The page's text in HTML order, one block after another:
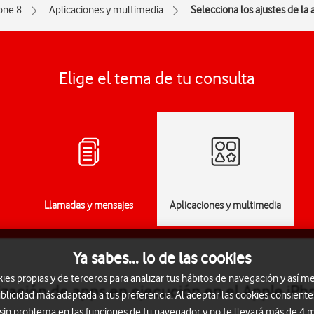
8 Aplicaciones y multimedia Selecciona los ajustes de la
Elige el tema de tu consulta
Llamadas y mensajes Aplicaciones y multimedia
de apps en ejecución en el Apple
Ya sabes... lo de las cookies
propias y de terceros para analizar tus hábitos de navegación y así
más adaptada a tus preferencia. Al aceptar las cookies